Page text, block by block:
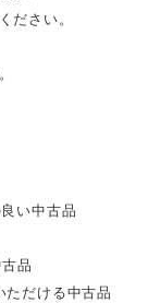
ださい。
い中古品
品
だける中古品